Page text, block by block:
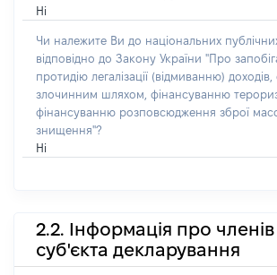
Ні
Чи належите Ви до національних публічних
відповідно до Закону України "Про
протидію легалізації (відмиванню)
злочинним шляхом, фінансуванню
фінансуванню розповсюдження зброї
знищення"?
Ні
2.2. Інформація про членів
суб'єкта декларування